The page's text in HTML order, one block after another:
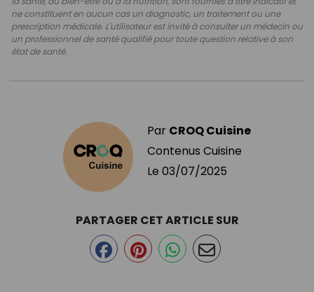
ne constituent en aucun cas un diagnostic, un traitement ou une
prescription médicale. L'utilisateur est invité à consulter un médecin ou
un professionnel de santé qualifié pour toute question relative à son
état de santé.
Par CROQ Cuisine
Contenus Cuisine
Le 03/07/2025
PARTAGER CET ARTICLE SUR